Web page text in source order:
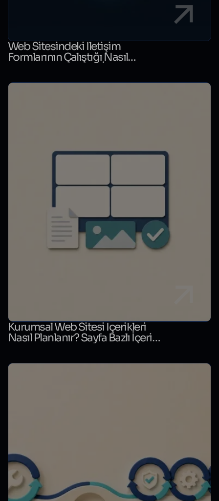
Web Sitesindeki İletişim
Formlarının Çalıştığı Nasıl
Rehberi
Kurumsal Web Sitesi İçerikleri
Nasıl Planlanır? Sayfa Bazlı İçerik